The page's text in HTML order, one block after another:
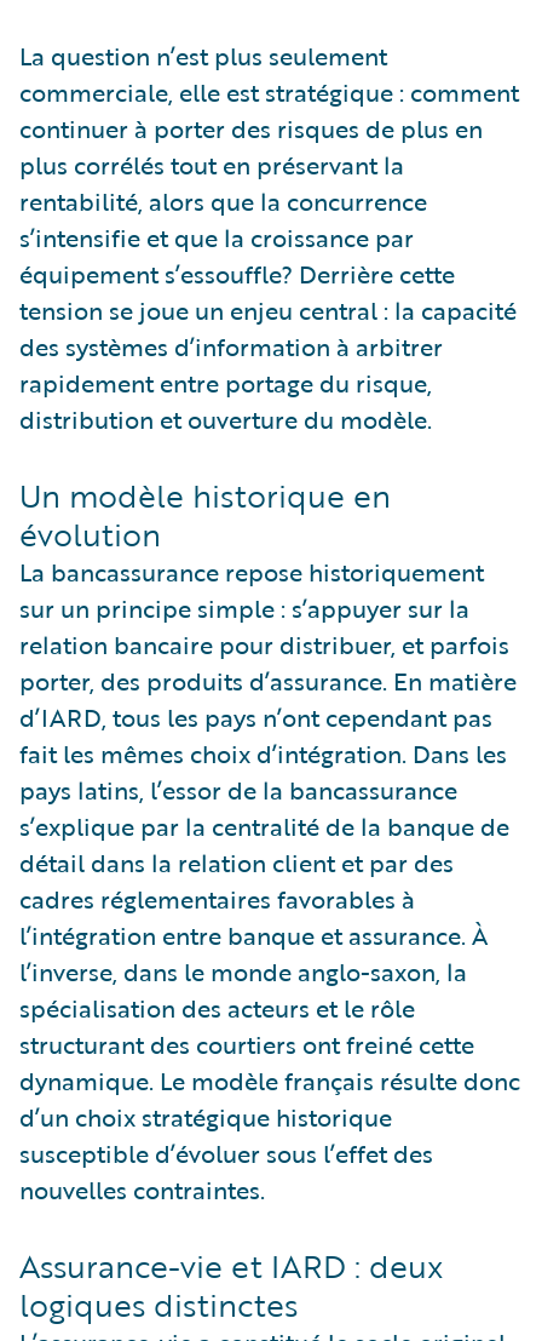
La question n’est plus seulement
commerciale, elle est stratégique : comment
continuer à porter des risques de plus en
plus corrélés tout en préservant la
rentabilité, alors que la concurrence
s’intensifie et que la croissance par
équipement s’essouffle? Derrière cette
tension se joue un enjeu central : la capacité
des systèmes d’information à arbitrer
rapidement entre portage du risque,
distribution et ouverture du modèle.
Un modèle historique en
évolution
La bancassurance repose historiquement
sur un principe simple : s’appuyer sur la
relation bancaire pour distribuer, et parfois
porter, des produits d’assurance. En matière
d’IARD, tous les pays n’ont cependant pas
fait les mêmes choix d’intégration. Dans les
pays latins, l’essor de la bancassurance
s’explique par la centralité de la banque de
détail dans la relation client et par des
cadres réglementaires favorables à
l’intégration entre banque et assurance. À
l’inverse, dans le monde anglo-saxon, la
spécialisation des acteurs et le rôle
structurant des courtiers ont freiné cette
dynamique. Le modèle français résulte donc
d’un choix stratégique historique
susceptible d’évoluer sous l’effet des
nouvelles contraintes.
Assurance-vie et IARD : deux
logiques distinctes